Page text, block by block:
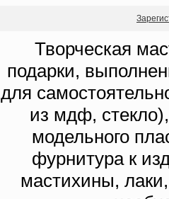
Творческая
подарки,
для
из мдф,
модельного
фурнитура к
мастихины,